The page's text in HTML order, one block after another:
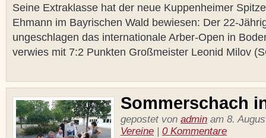
Seine Extraklasse hat der neue Kuppenheimer
Ehmann im Bayrischen Wald bewiesen: Der 22-
ungeschlagen das internationale Arber-Open in
verwies mit 7:2 Punkten Großmeister Leonid Milov
Sommerschach
gepostet von admin am 8.
Vereine
0 Kommentare